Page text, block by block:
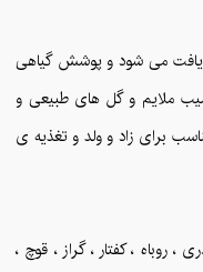
یافت می شود و پوشش گیاهی
ملایم و گل های طبیعی و
برای زاد و ولد و تغذیه ی
، کفتار ، گراز ، قوچ ،